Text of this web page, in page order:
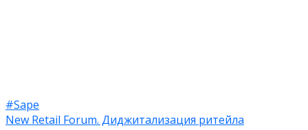
#Sape
New Retail Forum. Диджитализация ритейла